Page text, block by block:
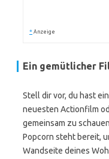
* Anzeige
Ein gemütlicher
Stell dir vor, du hast
neuesten Actionfilm
gemeinsam zu
Popcorn steht bereit,
Wandseite deines